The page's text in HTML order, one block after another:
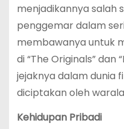
menjadikannya salah
penggemar dalam
membawanya untuk
di “The Originals” dan
jejaknya dalam dunia
diciptakan oleh
Kehidupan Pribadi